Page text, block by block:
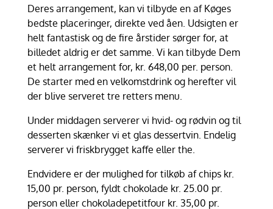
Deres arrangement, kan vi tilbyde en af Køges
bedste placeringer, direkte ved åen. Udsigten er
helt fantastisk og de fire årstider sørger for, at
billedet aldrig er det samme. Vi kan tilbyde Dem
et helt arrangement for, kr. 648,00 per. person.
De starter med en velkomstdrink og herefter vil
der blive serveret tre retters menu.
Under middagen serverer vi hvid- og rødvin og til
desserten skænker vi et glas dessertvin. Endelig
serverer vi friskbrygget kaffe eller the.
Endvidere er der mulighed for tilkøb af chips kr.
15,00 pr. person, fyldt chokolade kr. 25.00 pr.
person eller chokoladepetitfour kr. 35,00 pr.